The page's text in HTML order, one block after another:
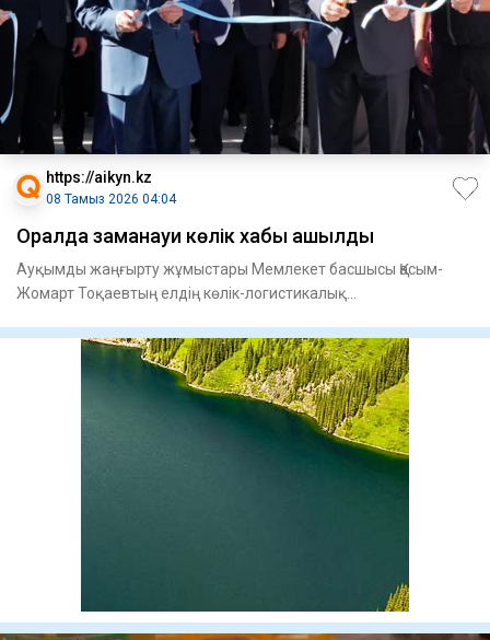
https://aikyn.kz
08 Тамыз 2026 04:04
Оралда заманауи көлік хабы ашылды
Ауқымды жаңғырту жұмыстары Мемлекет басшысы Қасым-
Жомарт Тоқаевтың елдің көлік-логистикалық